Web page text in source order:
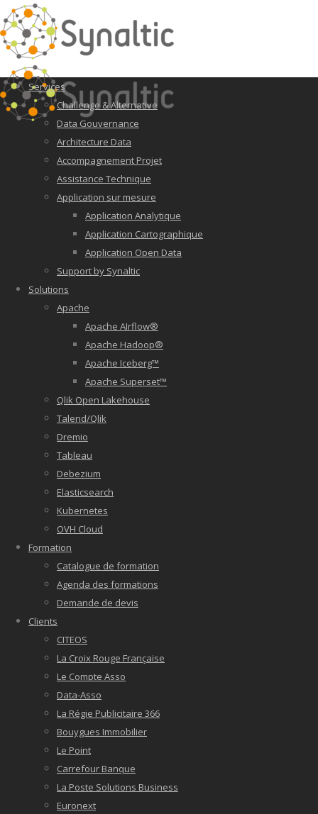
Services
Challenge & Alternative
Data Gouvernance
Architecture Data
Accompagnement Projet
Assistance Technique
Application sur mesure
Application Analytique
Application Cartographique
Application Open Data
Support by Synaltic
Solutions
Apache
Apache AIrflow®
Apache Hadoop®
Apache Iceberg™
Apache Superset™
Qlik Open Lakehouse
Talend/Qlik
Dremio
Tableau
Debezium
Elasticsearch
Kubernetes
OVH Cloud
Formation
Catalogue de formation
Agenda des formations
Demande de devis
Clients
CITEOS
La Croix Rouge Française
Le Compte Asso
Data-Asso
La Régie Publicitaire 366
Bouygues Immobilier
Le Point
Carrefour Banque
La Poste Solutions Business
Euronext